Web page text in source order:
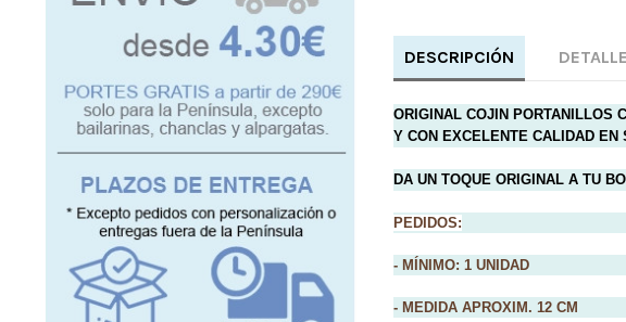
DESCRIPCIÓN
ORIGINAL COJIN PORTANILLOS
Y CON EXCELENTE CALIDAD
DA UN TOQUE ORIGINAL A TU
PEDIDOS:
- MÍNIMO: 1 UNIDAD
- MEDIDA APROXIM. 12 CM